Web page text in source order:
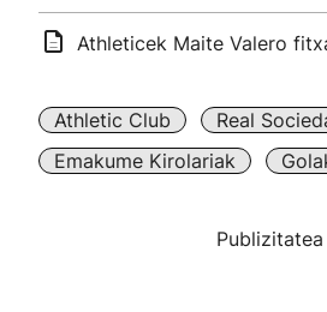
Athleticek Maite Valero
Athletic Club Real
Emakume Kirolariak
Publizitatea